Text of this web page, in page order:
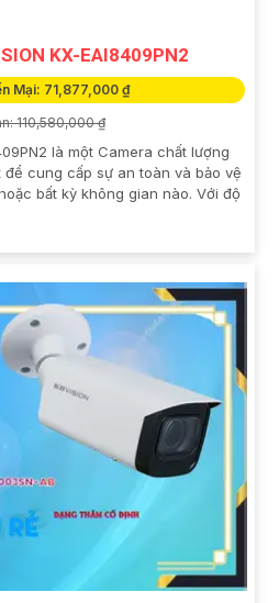
KX-EAI8409PN2
Mại: 71,877,000 ₫
110,580,000 ₫
là một Camera chất lượng
cung cấp sự an toàn và bảo vệ
bất kỳ không gian nào. Với độ